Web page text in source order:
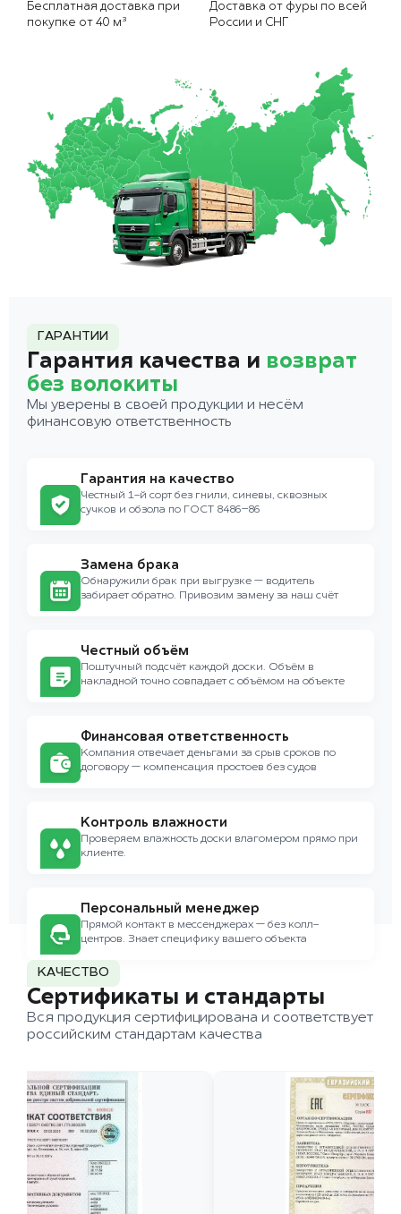
Бесплатная доставка при
покупке от 40 м³
Доставка от фуры по всей
России и СНГ
ГАРАНТИИ
Гарантия качества и возврат
без волокиты
Мы уверены в своей продукции и несём
финансовую ответственность
Гарантия на качество
Честный 1-й сорт без гнили, синевы, сквозных
сучков и обзола по ГОСТ 8486–86
Замена брака
Обнаружили брак при выгрузке — водитель
забирает обратно. Привозим замену за наш счёт
Честный объём
Поштучный подсчёт каждой доски. Объём в
накладной точно совпадает с объёмом на объекте
Финансовая ответственность
Компания отвечает деньгами за срыв сроков по
договору — компенсация простоев без судов
Контроль влажности
Проверяем влажность доски влагомером прямо при
клиенте.
Персональный менеджер
Прямой контакт в мессенджерах — без колл-
центров. Знает специфику вашего объекта
КАЧЕСТВО
Сертификаты и стандарты
Вся продукция сертифицирована и соответствует
российским стандартам качества